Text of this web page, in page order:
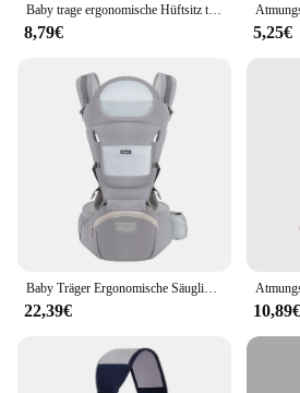
8,79€ 5,25€
22,39€ 10,89€